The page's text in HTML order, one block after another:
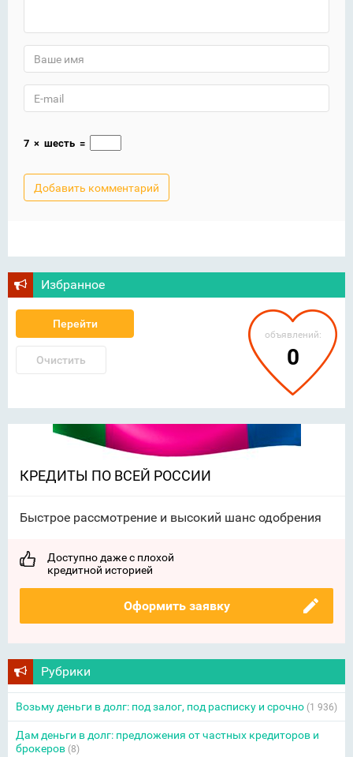
7 × шесть =
Избранное
Перейти
Очистить
объявлений:
0
КРЕДИТЫ ПО ВСЕЙ РОССИИ
Быстрое рассмотрение и высокий шанс одобрения
Доступно даже с плохой
кредитной историей
Оформить заявку
Рубрики
Возьму деньги в долг: под залог, под расписку и срочно (1 936)
Дам деньги в долг: предложения от частных кредиторов и
брокеров (8)